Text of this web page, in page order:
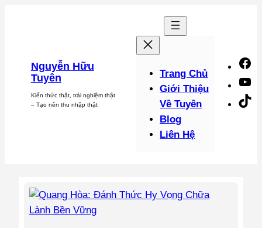
Nguyễn Hữu
Tuyên
Kiến thức thật, trải nghiệm thật
– Tạo nên thu nhập thật
Trang Chủ
Giới Thiệu
Về Tuyên
Blog
Liên Hệ